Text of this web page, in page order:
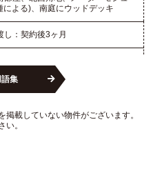
よる)、南庭にウッドデッキ
：契約後3ヶ月
集
載していない物件がございます。
い。